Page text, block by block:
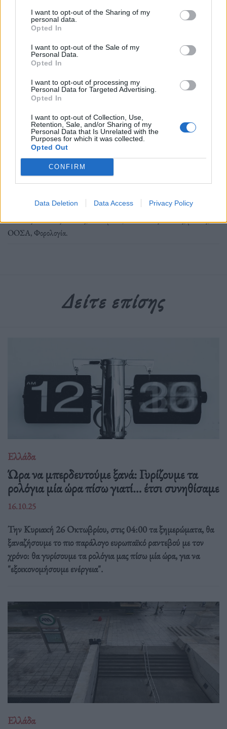
I want to opt-out of the Sharing of my
personal data.
Opted In
I want to opt-out of the Sale of my
Personal Data.
Opted In
I want to opt-out of processing my
Personal Data for Targeted Advertising.
Opted In
I want to opt-out of Collection, Use,
Retention, Sale, and/or Sharing of my
Personal Data that Is Unrelated with the
Purposes for which it was collected.
Opted Out
CONFIRM
Data Deletion Data Access Privacy Policy
Ακολουθήστε το OLAFAQ
Newsroom
Ετικέτες :Βασικός Μισθός,Επιδόματα,Κατώτατος Μισθός,μισθός,
ΟΟΣΑ, Φορολογία.
Δείτε επίσης
Ελλάδα
Ώρα να μπερδευτούμε ξανά: Γυρίζουμε τα
ρολόγια μία ώρα πίσω γιατί… έτσι συνηθίσαμε
16.10.25
Την Κυριακή 26 Οκτωβρίου, στις 04:00 τα ξημερώματα, θα
ξαναζήσουμε το πιο παράλογο ευρωπαϊκό ραντεβού με τον
χρόνο: θα γυρίσουμε τα ρολόγια μας πίσω μία ώρα, για να
"εξοικονομήσουμε ενέργεια".
Ελλάδα